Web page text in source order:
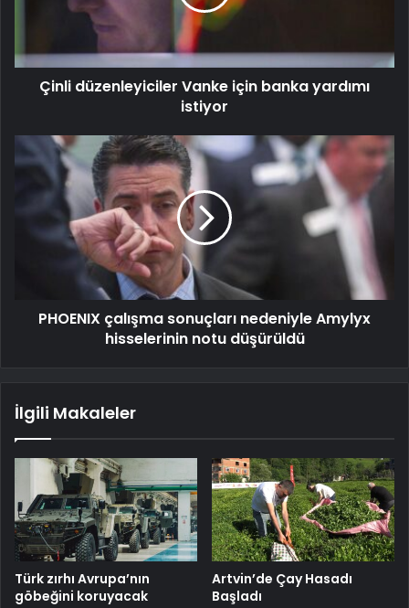
Çinli düzenleyiciler Vanke için banka yardımı
istiyor
PHOENIX çalışma sonuçları nedeniyle Amylyx
hisselerinin notu düşürüldü
İlgili Makaleler
Türk zırhı Avrupa’nın
göbeğini koruyacak
Artvin’de Çay Hasadı
Başladı